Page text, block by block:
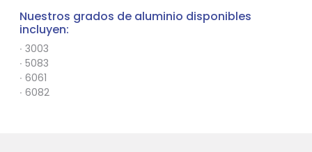
Nuestros grados de aluminio disponibles
incluyen:
∙ 3003
∙ 5083
∙ 6061
∙ 6082